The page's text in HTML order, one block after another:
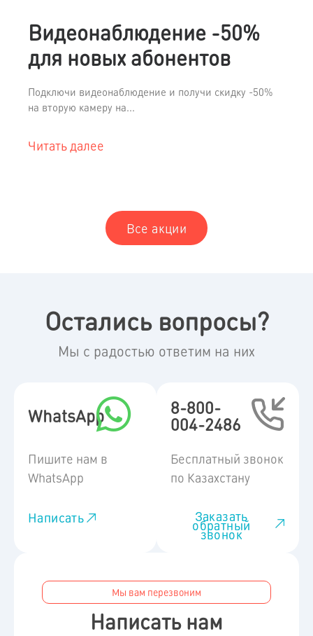
Видеонаблюдение -50%
для новых абонентов
Подключи видеонаблюдение и получи скидку -50%
на вторую камеру на...
Читать далее
Все акции
Остались вопросы?
Мы с радостью ответим на них
WhatsApp
Пишите нам в
WhatsApp
Написать
8-800-
004-2486
Бесплатный звонок
по Казахстану
Заказать
обратный
звонок
Мы вам перезвоним
Написать нам